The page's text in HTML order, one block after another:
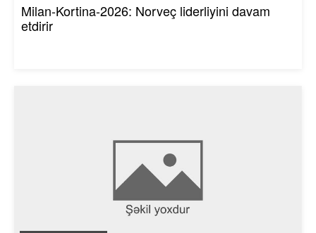
Milan-Kortina-2026: Norveç liderliyini davam
etdirir